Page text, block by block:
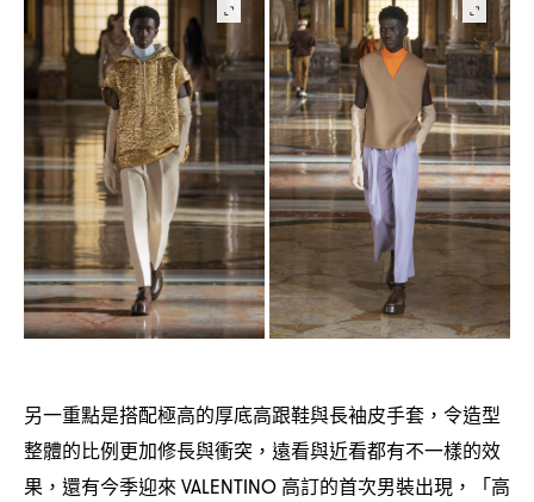
另一重點是搭配極高的厚底高跟鞋與長袖皮手套 ， 令造型
整體的比例更加修長與衝突 ， 遠看與近看都有不一樣的效
果 ， 還有今季迎來 VALENTINO 高訂的首次男裝出現 ，
「高